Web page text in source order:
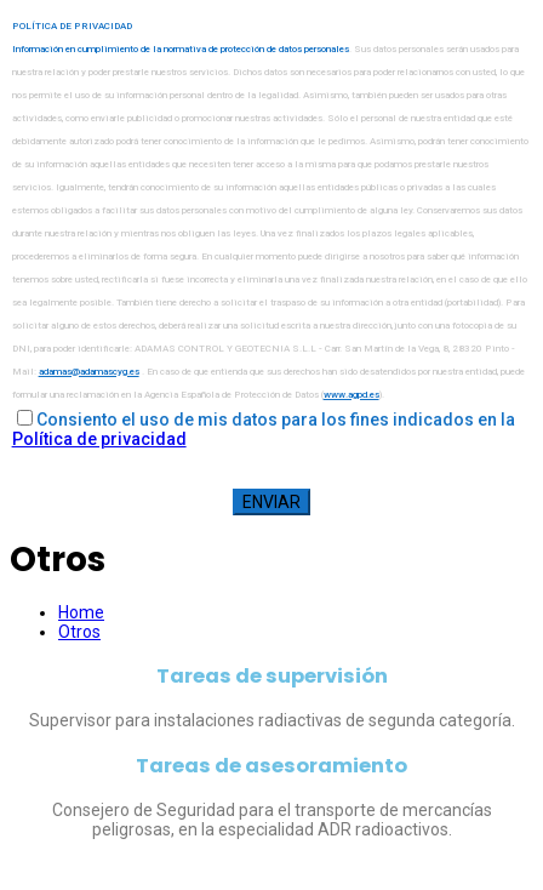
POLÍTICA DE PRIVACIDAD
Información en cumplimiento de la normativa de protección de datos personales. Sus datos personales serán usados para
nuestra relación y poder prestarle nuestros servicios. Dichos datos son necesarios para poder relacionarnos con usted, lo que
nos permite el uso de su información personal dentro de la legalidad. Asimismo, también pueden ser usados para otras
actividades, como enviarle publicidad o promocionar nuestras actividades. Sólo el personal de nuestra entidad que esté
debidamente autorizado podrá tener conocimiento de la información que le pedimos. Asimismo, podrán tener conocimiento
de su información aquellas entidades que necesiten tener acceso a la misma para que podamos prestarle nuestros
servicios. Igualmente, tendrán conocimiento de su información aquellas entidades públicas o privadas a las cuales
estemos obligados a facilitar sus datos personales con motivo del cumplimiento de alguna ley. Conservaremos sus datos
durante nuestra relación y mientras nos obliguen las leyes. Una vez finalizados los plazos legales aplicables,
procederemos a eliminarlos de forma segura. En cualquier momento puede dirigirse a nosotros para saber qué información
tenemos sobre usted, rectificarla si fuese incorrecta y eliminarla una vez finalizada nuestra relación, en el caso de que ello
sea legalmente posible. También tiene derecho a solicitar el traspaso de su información a otra entidad (portabilidad). Para
solicitar alguno de estos derechos, deberá realizar una solicitud escrita a nuestra dirección, junto con una fotocopia de su
DNI, para poder identificarle: ADAMAS CONTROL Y GEOTECNIA S.L.L - Carr. San Martín de la Vega, 8, 28320 Pinto -
Mail: . En caso de que entienda que sus derechos han sido desatendidos por nuestra entidad, puede
formular una reclamación en la Agencia Española de Protección de Datos (www.agpd.es).
Consiento el uso de mis datos para los fines indicados en la
Política de privacidad
Otros
Home
Otros
Tareas de supervisión
Supervisor para instalaciones radiactivas de segunda categoría.
Tareas de asesoramiento
Consejero de Seguridad para el transporte de mercancías
peligrosas, en la especialidad ADR radioactivos.